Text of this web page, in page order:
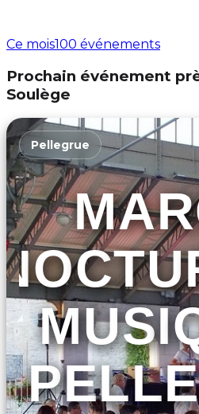
Ce mois100 événements
Prochain événement
Soulège
Pellegrue